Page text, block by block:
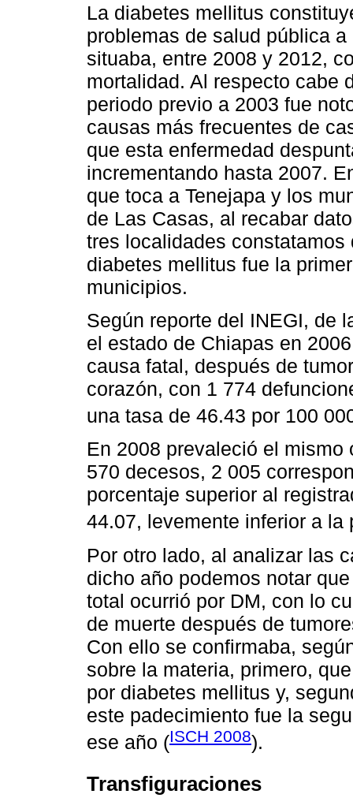
La diabetes mellitus
problemas de salud pública
situaba, entre 2008 y 2012,
mortalidad. Al respecto cabe
periodo previo a 2003 fue
causas más frecuentes de
que esta enfermedad
incrementando hasta 2007.
que toca a Tenejapa y los
de Las Casas, al recabar
tres localidades
diabetes mellitus fue la
municipios.
Según reporte del INEGI, de
el estado de Chiapas en
causa fatal, después de
corazón, con 1 774
una tasa de 46.43 por 100
En 2008 prevaleció el
570 decesos, 2 005
porcentaje superior al
44.07, levemente inferior a la
Por otro lado, al analizar las
dicho año podemos notar
total ocurrió por DM, con lo
de muerte después de
Con ello se confirmaba,
sobre la materia, primero,
por diabetes mellitus y,
este padecimiento fue la
ese año (ISCH 2008).
Transfiguraciones